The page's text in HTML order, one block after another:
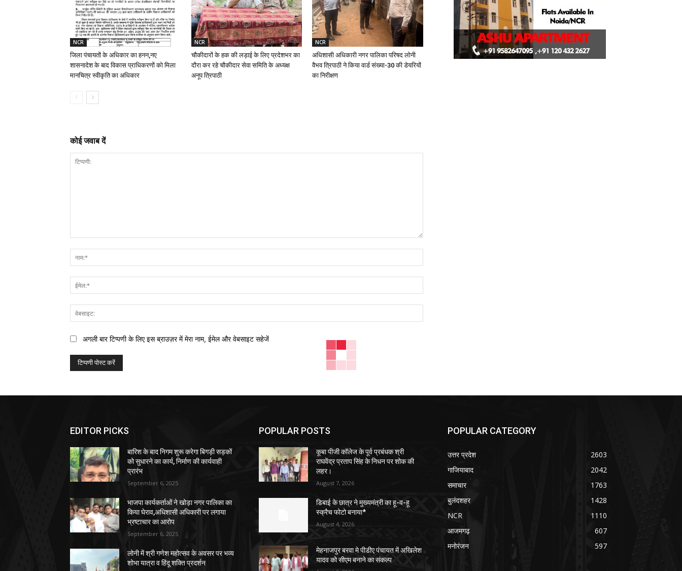
NCR
जिला पंचायतों के अधिकार का हनन,नए
शासनादेश के बाद विकास प्राधिकरणों को मिला
मानचित्र स्वीकृति का अधिकार
NCR
चौकीदारों के हक की लड़ाई के लिए प्रदेशभर का
दौरा कर रहे चौकीदार सेवा समिति के अध्यक्ष
अनूप त्रिपाठी
NCR
अधिशासी अधिकारी नगर पालिका परिषद लोनी
वैभव त्रिपाठी ने किया वार्ड संख्या-30 की डेयरियों
का निरीक्षण
कोई जवाब दें
अगली बार टिप्पणी के लिए इस ब्राउज़र में मेरा नाम, ईमेल और वेबसाइट सहेजें
EDITOR PICKS
बारिश के बाद निगम शुरू करेगा बिगड़ी सड़कों
को सुधारने का कार्य, निर्माण की कार्यवाही
प्रारंभ
September 6, 2025
भाजपा कार्यकर्ताओं ने खोड़ा नगर पालिका का
किया घेराव,अधिशासी अधिकारी पर लगाया
भ्रष्टाचार का आरोप
September 6, 2025
लोनी में श्री गणेश महोत्सव के अवसर पर भव्य
शोभा यात्रा व हिंदू शक्ति प्रदर्शन
POPULAR POSTS
कूबा पीजी कॉलेज के पूर्व प्रबंधक श्री
राघवेंद्र प्रताप सिंह के निधन पर शोक की
लहर।
August 7, 2026
डिबाई के छात्र ने मुख्यमंत्री का हू-व-हू
स्क्रैच फोटो बनाया*
August 4, 2026
मेहनाजपुर बरवा मे पीडीए पंचायत में अखिलेश
यादव को सीएम बनाने का संकल्प
POPULAR CATEGORY
उत्तर प्रदेश
2603
गाजियाबाद
2042
समाचार
1763
बुलंदशहर
1428
NCR
1110
आजमगढ़
607
मनोरंजन
597